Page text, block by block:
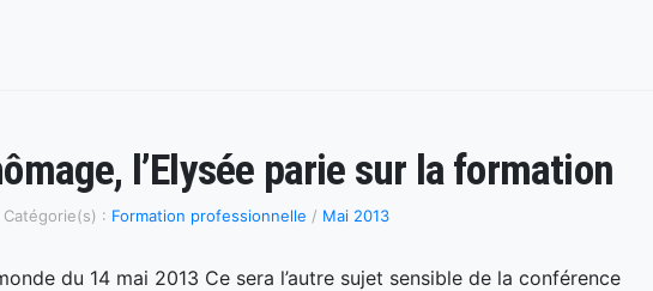
l’Elysée parie sur la formation
Catégorie(s) : Formation professionnelle / Mai 2013
du 14 mai 2013 Ce sera l’autre sujet sensible de la conférence